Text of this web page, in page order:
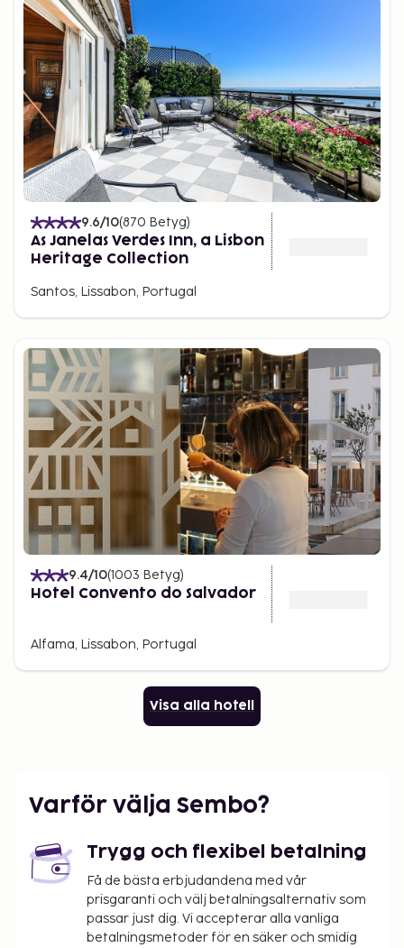
9.6/10(870 Betyg)
As Janelas Verdes Inn, a Lisbon
Heritage Collection
Santos, Lissabon, Portugal
9.4/10(1003 Betyg)
Hotel Convento do Salvador
Alfama, Lissabon, Portugal
Visa alla hotell
Varför välja Sembo?
Trygg och flexibel betalning
Få de bästa erbjudandena med vår
prisgaranti och välj betalningsalternativ som
passar just dig. Vi accepterar alla vanliga
betalningsmetoder för en säker och smidig